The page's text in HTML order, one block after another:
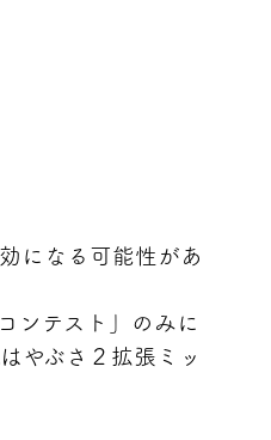
になる可能性があ
ンテスト」のみに
やぶさ２拡張ミッ